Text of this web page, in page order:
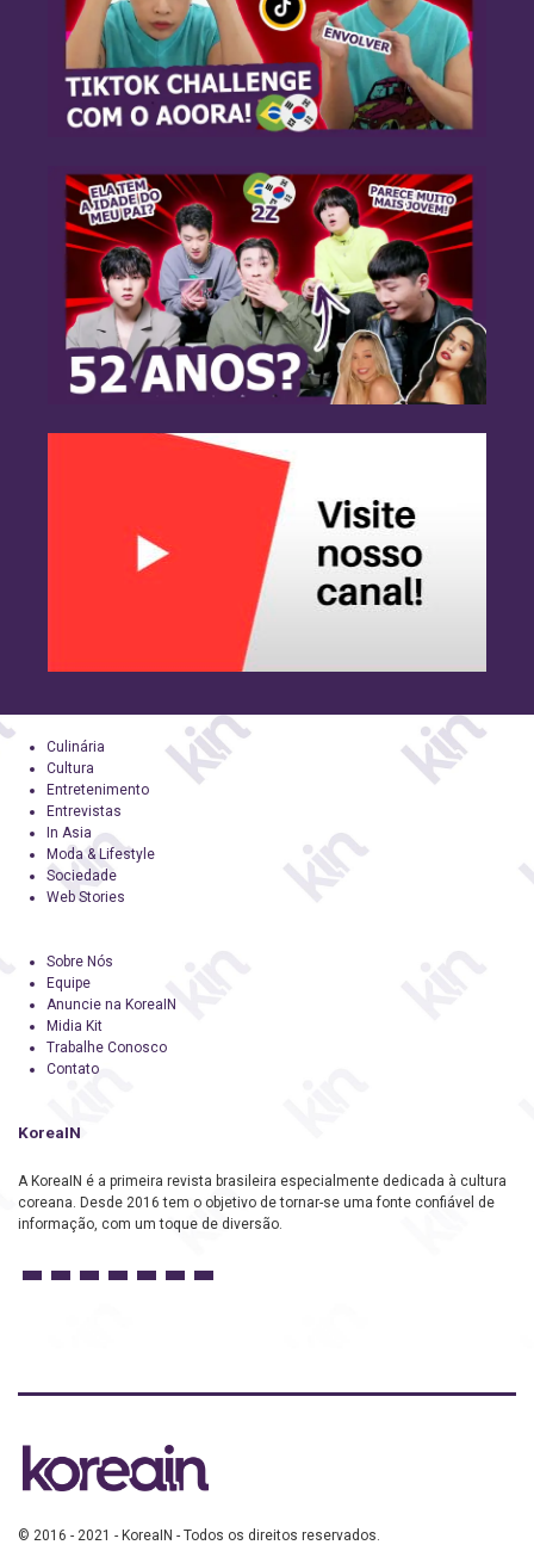
Culinária
Cultura
Entretenimento
Entrevistas
In Asia
Moda & Lifestyle
Sociedade
Web Stories
Sobre Nós
Equipe
Anuncie na KoreaIN
Midia Kit
Trabalhe Conosco
Contato
KoreaIN
A KoreaIN é a primeira revista brasileira especialmente dedicada à cultura
coreana. Desde 2016 tem o objetivo de tornar-se uma fonte confiável de
informação, com um toque de diversão.
© 2016 - 2021 - KoreaIN - Todos os direitos reservados.